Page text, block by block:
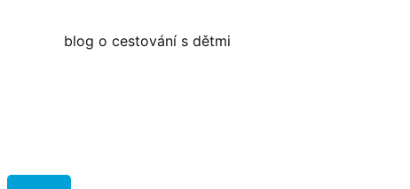
blog o cestování s dětmi